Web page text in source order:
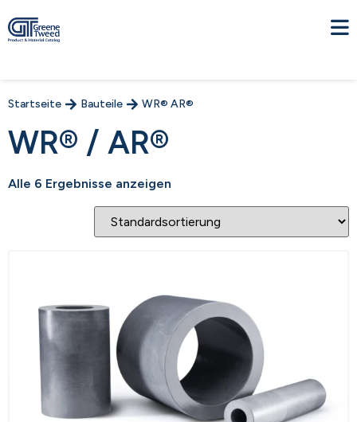
Startseite Bauteile WR® AR®
WR® / AR®
Alle 6 Ergebnisse anzeigen